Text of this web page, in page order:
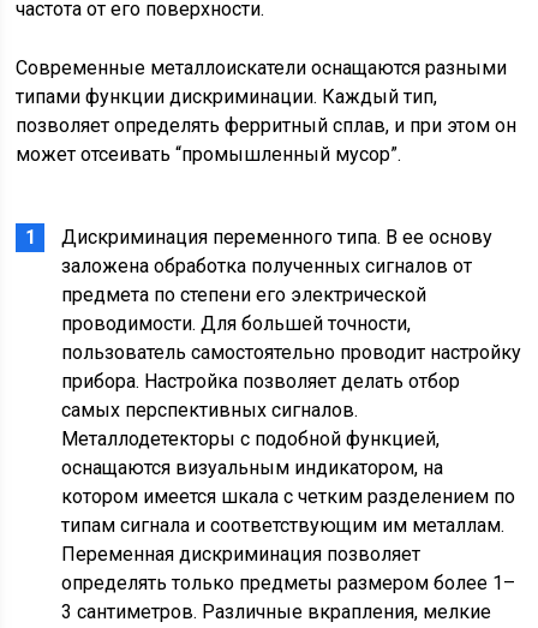
частота от его поверхности.
Современные металлоискатели оснащаются разными
типами функции дискриминации. Каждый тип,
позволяет определять ферритный сплав, и при этом он
может отсеивать “промышленный мусор”.
Дискриминация переменного типа. В ее основу
заложена обработка полученных сигналов от
предмета по степени его электрической
проводимости. Для большей точности,
пользователь самостоятельно проводит настройку
прибора. Настройка позволяет делать отбор
самых перспективных сигналов.
Металлодетекторы с подобной функцией,
оснащаются визуальным индикатором, на
котором имеется шкала с четким разделением по
типам сигнала и соответствующим им металлам.
Переменная дискриминация позволяет
определять только предметы размером более 1–
3 сантиметров. Различные вкрапления, мелкие